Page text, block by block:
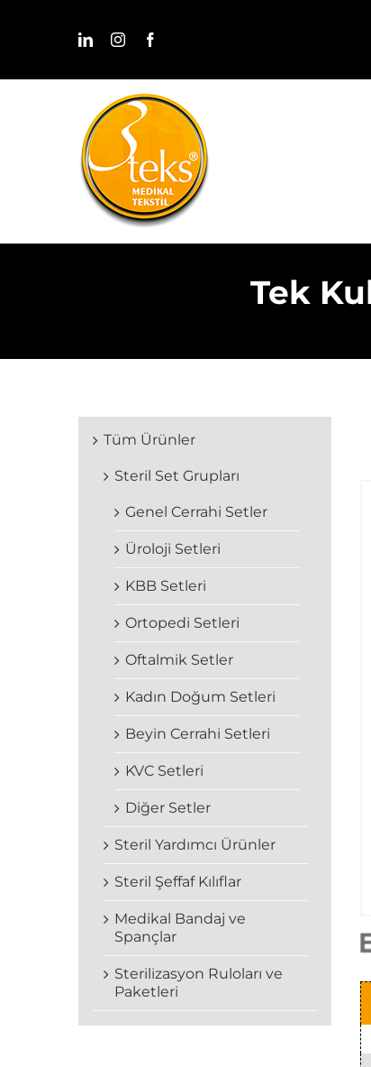
Tek
Tüm Ürünler
Steril Set Grupları
Genel Cerrahi Setler
Üroloji Setleri
KBB Setleri
Ortopedi Setleri
Oftalmik Setler
Kadın Doğum Setleri
Beyin Cerrahi Setleri
KVC Setleri
Diğer Setler
Steril Yardımcı Ürünler
Steril Şeffaf Kılıflar
Medikal Bandaj ve
Spançlar
Sterilizasyon Ruloları ve
Paketleri